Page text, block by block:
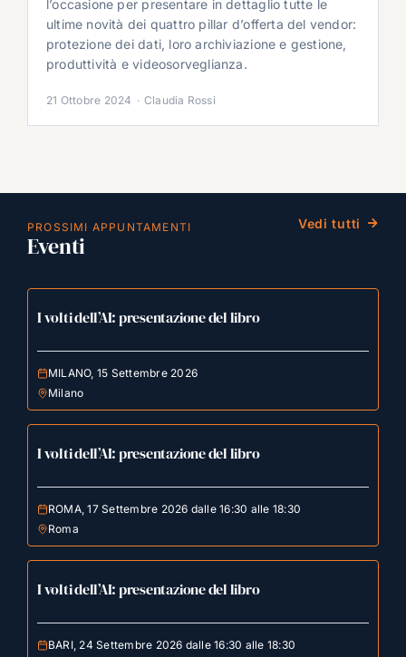
l’occasione per presentare in dettaglio tutte le
ultime novità dei quattro pillar d’offerta del vendor:
protezione dei dati, loro archiviazione e gestione,
produttività e videosorveglianza.
21 Ottobre 2024 · Claudia Rossi
PROSSIMI APPUNTAMENTI
Eventi
Vedi tutti
I volti dell’AI: presentazione del libro
MILANO, 15 Settembre 2026
Milano
I volti dell’AI: presentazione del libro
ROMA, 17 Settembre 2026 dalle 16:30 alle 18:30
Roma
I volti dell’AI: presentazione del libro
BARI, 24 Settembre 2026 dalle 16:30 alle 18:30